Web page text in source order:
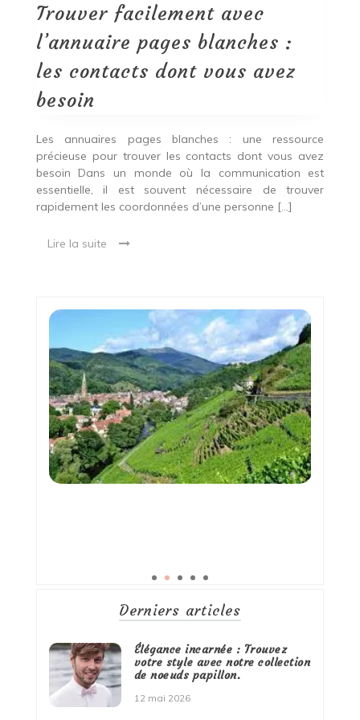
:
les
contacts
vous
Trouver facilement avec
l’annuaire pages blanches :
les contacts dont vous avez
besoin
Les annuaires pages blanches : une ressource
précieuse pour trouver les contacts dont vous avez
besoin Dans un monde où la communication est
essentielle, il est souvent nécessaire de trouver
rapidement les coordonnées d’une personne […]
Lire la suite
Derniers articles
Élégance incarnée : Trouvez
votre style avec notre collection
de noeuds papillon.
12 mai 2026